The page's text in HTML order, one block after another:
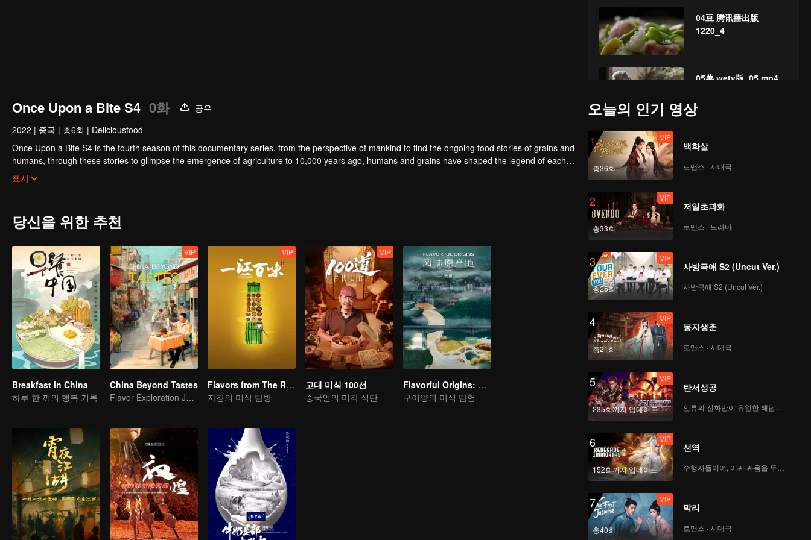
04豆 腾讯播出版
1220_4
05薯 wetv版_05.mp4
0103_6
Once Upon a Bite S4 0화
공유
2022 | 중국 | 총6회 | Deliciousfood
Once Upon a Bite S4 is the fourth season of this documentary series, from the perspective of mankind to find the ongoing food stories of grains and
humans, through these stories to glimpse the emergence of agriculture to 10,000 years ago, humans and grains have shaped the legend of each
other.
표시
당신을 위한 추천
Breakfast in China
하루 한 끼의 행복 기록
VIP
China Beyond Tastes
Flavor Exploration Journey of Chen Xiaoqing
VIP
Flavors from The River
자강의 미식 탐방
VIP
고대 미식 100선
중국인의 미각 식단
Flavorful Origins: Gui Yang
구이양의 미식 탐험
오늘의 인기 영상
1
총36회
VIP
백화살
로맨스 · 시대극
2
총33회
VIP
저일초과화
로맨스 · 드라마
3
총25회
VIP
사방극애 S2 (Uncut Ver.)
사방극애 S2 (Uncut Ver.)
4
총21회
VIP
봉지생춘
로맨스 · 시대극
5
235회까지 업데이트
VIP
탄서성공
인류의 진화만이 유일한 해답이다
6
152회까지 업데이트
VIP
선역
7
총40회
VIP
막리
로맨스 · 시대극